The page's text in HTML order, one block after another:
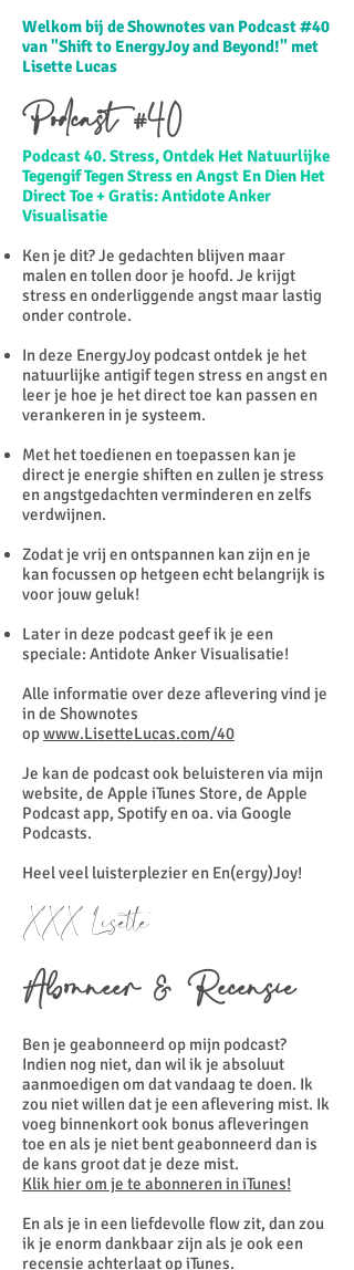
Welkom bij de Shownotes van Podcast #40
van "Shift to EnergyJoy and Beyond!" met
Lisette Lucas
Podcast #40
Podcast 40. Stress, Ontdek Het Natuurlijke
Tegengif Tegen Stress en Angst En Dien Het
Direct Toe + Gratis: Antidote Anker
Visualisatie
Ken je dit? Je gedachten blijven maar
malen en tollen door je hoofd. Je krijgt
stress en onderliggende angst maar lastig
onder controle.
In deze EnergyJoy podcast ontdek je het
natuurlijke antigif tegen stress en angst en
leer je hoe je het direct toe kan passen en
verankeren in je systeem.
Met het toedienen en toepassen kan je
direct je energie shiften en zullen je stress
en angstgedachten verminderen en zelfs
verdwijnen.
Zodat je vrij en ontspannen kan zijn en je
kan focussen op hetgeen echt belangrijk is
voor jouw geluk!
Later in deze podcast geef ik je een
speciale: Antidote Anker Visualisatie!
Alle informatie over deze aflevering vind je
in de Shownotes
opwww.LisetteLucas.com/40
Je kan de podcast ook beluisteren via mijn
website, de Apple iTunes Store, de Apple
Podcast app, Spotify en oa. via Google
Podcasts.
Heel veel luisterplezier en En(ergy)Joy!
XXX Lisette
Abonneer & Recensie
Ben je geabonneerd op mijn podcast?
Indien nog niet, dan wil ik je absoluut
aanmoedigen om dat vandaag te doen. Ik
zou niet willen dat je een aflevering mist. Ik
voeg binnenkort ook bonus afleveringen
toe en als je niet bent geabonneerd dan is
de kans groot dat je deze mist.
Klik hier om je te abonneren in iTunes!
En als je in een liefdevolle flow zit, dan zou
ik je enorm dankbaar zijn als je ook een
recensie achterlaat opiTunes.